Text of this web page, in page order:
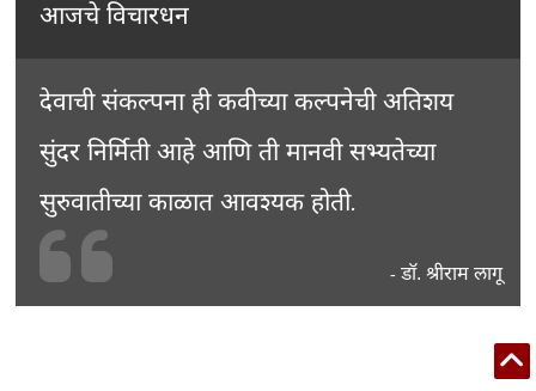
आजचे विचारधन
देवाची संकल्पना ही कवीच्या कल्पनेची अतिशय
सुंदर निर्मिती आहे आणि ती मानवी सभ्यतेच्या
सुरुवातीच्या काळात आवश्यक होती.
- डॉ. श्रीराम लागू